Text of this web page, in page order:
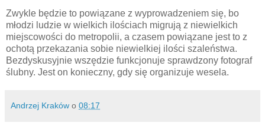
Zwykle będzie to powiązane z wyprowadzeniem się, bo
młodzi ludzie w wielkich ilościach migrują z niewielkich
miejscowości do metropolii, a czasem powiązane jest to z
ochotą przekazania sobie niewielkiej ilości szaleństwa.
Bezdyskusyjnie wszędzie funkcjonuje sprawdzony fotograf
ślubny. Jest on konieczny, gdy się organizuje wesela.
Andrzej Kraków o 08:17